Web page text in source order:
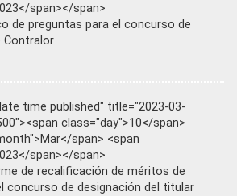
span></span>
de preguntas para el concurso de
Contralor
time published" title="2023-03-
class="day">10</span>
span> <span
span></span>
de recalificación de méritos de
concurso de designación del titular